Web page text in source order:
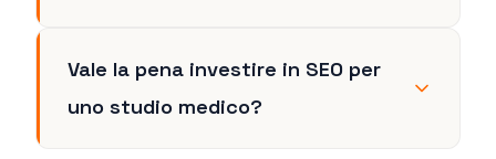
Vale la pena investire in SEO per
uno studio medico?